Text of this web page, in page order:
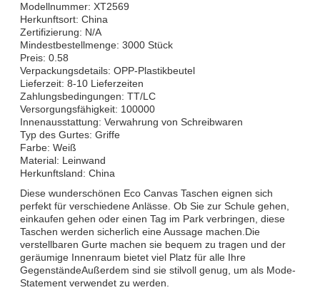
Modellnummer: XT2569
Herkunftsort: China
Zertifizierung: N/A
Mindestbestellmenge: 3000 Stück
Preis: 0.58
Verpackungsdetails: OPP-Plastikbeutel
Lieferzeit: 8-10 Lieferzeiten
Zahlungsbedingungen: TT/LC
Versorgungsfähigkeit: 100000
Innenausstattung: Verwahrung von Schreibwaren
Typ des Gurtes: Griffe
Farbe: Weiß
Material: Leinwand
Herkunftsland: China
Diese wunderschönen Eco Canvas Taschen eignen sich
perfekt für verschiedene Anlässe. Ob Sie zur Schule gehen,
einkaufen gehen oder einen Tag im Park verbringen, diese
Taschen werden sicherlich eine Aussage machen.Die
verstellbaren Gurte machen sie bequem zu tragen und der
geräumige Innenraum bietet viel Platz für alle Ihre
GegenständeAußerdem sind sie stilvoll genug, um als Mode-
Statement verwendet zu werden.